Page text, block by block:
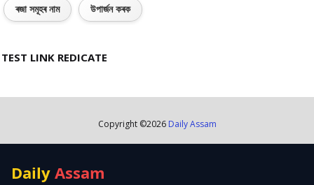
ৰজা সমূহৰ নাম উপাৰ্জন কৰক
TEST LINK REDICATE
Copyright ©2026 Daily Assam
Daily Assam